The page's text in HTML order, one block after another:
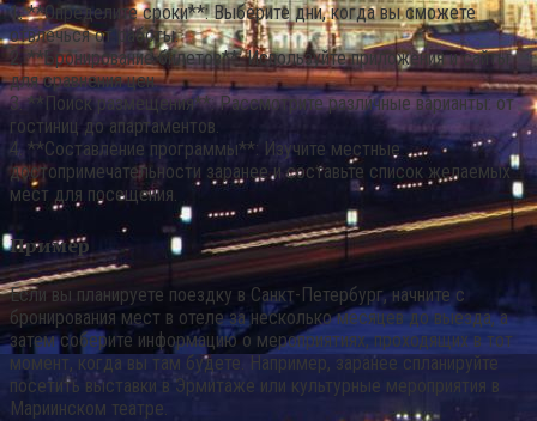
1. **Определите сроки**: Выберите дни, когда вы сможете
отвлечься от работы.
2. **Бронирование билетов**: Используйте приложения и сайты
для сравнения цен.
3. **Поиск размещения**: Рассмотрите различные варианты: от
гостиниц до апартаментов.
4. **Составление программы**: Изучите местные
достопримечательности заранее и составьте список желаемых
мест для посещения.
Пример
Если вы планируете поездку в Санкт-Петербург, начните с
бронирования мест в отеле за несколько месяцев до выезда, а
затем соберите информацию о мероприятиях, проходящих в тот
момент, когда вы там будете. Например, заранее спланируйте
посетить выставки в Эрмитаже или культурные мероприятия в
Мариинском театре.